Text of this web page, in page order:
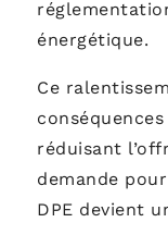
énergétique.
Ce
réduisant
demande
DPE devient